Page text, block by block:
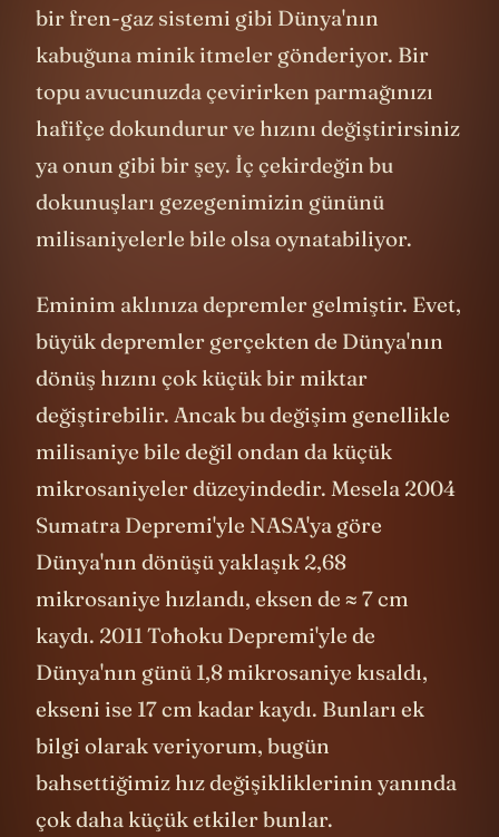
bir fren-gaz sistemi gibi Dünya'nın
kabuğuna minik itmeler gönderiyor. Bir
topu avucunuzda çevirirken parmağınızı
hafifçe dokundurur ve hızını değiştirirsiniz
ya onun gibi bir şey. İç çekirdeğin bu
dokunuşları gezegenimizin gününü
milisaniyelerle bile olsa oynatabiliyor.
Eminim aklınıza depremler gelmiştir. Evet,
büyük depremler gerçekten de Dünya'nın
dönüş hızını çok küçük bir miktar
değiştirebilir. Ancak bu değişim genellikle
milisaniye bile değil ondan da küçük
mikrosaniyeler düzeyindedir. Mesela 2004
Sumatra Depremi'yle NASA'ya göre
Dünya'nın dönüşü yaklaşık 2,68
mikrosaniye hızlandı, eksen de ≈ 7 cm
kaydı. 2011 Tōhoku Depremi'yle de
Dünya'nın günü 1,8 mikrosaniye kısaldı,
ekseni ise 17 cm kadar kaydı. Bunları ek
bilgi olarak veriyorum, bugün
bahsettiğimiz hız değişikliklerinin yanında
çok daha küçük etkiler bunlar.